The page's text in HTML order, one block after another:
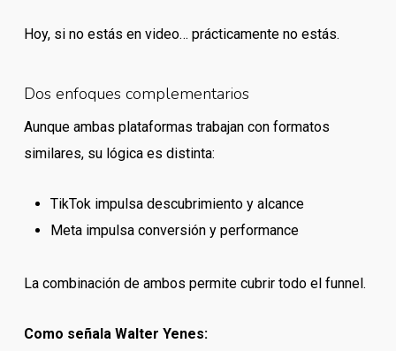
Hoy, si no estás en video… prácticamente no estás.
Dos enfoques complementarios
Aunque ambas plataformas trabajan con formatos
similares, su lógica es distinta:
TikTok impulsa descubrimiento y alcance
Meta impulsa conversión y performance
La combinación de ambos permite cubrir todo el funnel.
Como señala Walter Yenes: